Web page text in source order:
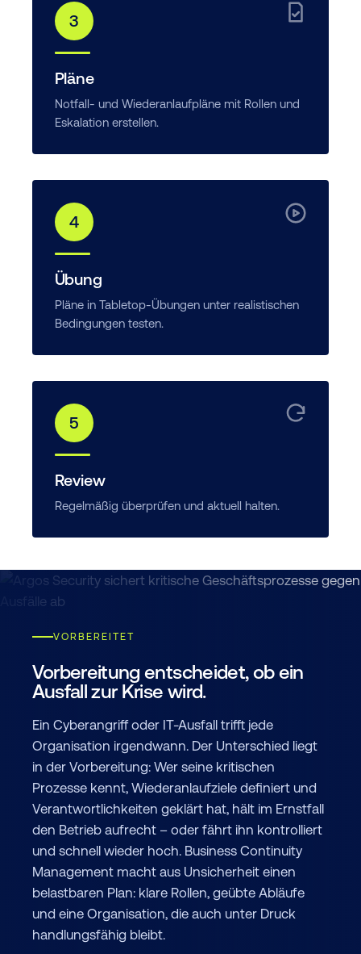
3
Pläne
Notfall- und Wiederanlaufpläne mit Rollen und
Eskalation erstellen.
4
Übung
Pläne in Tabletop-Übungen unter realistischen
Bedingungen testen.
5
Review
Regelmäßig überprüfen und aktuell halten.
VORBEREITET
Vorbereitung entscheidet, ob ein
Ausfall zur Krise wird.
Ein Cyberangriff oder IT-Ausfall trifft jede
Organisation irgendwann. Der Unterschied liegt
in der Vorbereitung: Wer seine kritischen
Prozesse kennt, Wiederanlaufziele definiert und
Verantwortlichkeiten geklärt hat, hält im Ernstfall
den Betrieb aufrecht – oder fährt ihn kontrolliert
und schnell wieder hoch. Business Continuity
Management macht aus Unsicherheit einen
belastbaren Plan: klare Rollen, geübte Abläufe
und eine Organisation, die auch unter Druck
handlungsfähig bleibt.